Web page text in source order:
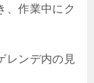
、作業中にク
レンデ内の見